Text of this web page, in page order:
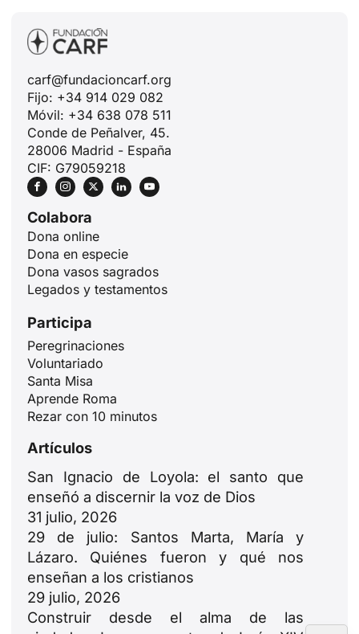
carf@fundacioncarf.org
Fijo: +34 914 029 082
Móvil: +34 638 078 511
Conde de Peñalver, 45.
28006 Madrid - España
CIF: G79059218
Colabora
Dona online
Dona en especie
Dona vasos sagrados
Legados y testamentos
Participa
Peregrinaciones
Voluntariado
Santa Misa
Aprende Roma
Rezar con 10 minutos
Artículos
San Ignacio de Loyola: el santo que
enseñó a discernir la voz de Dios
31 julio, 2026
29 de julio: Santos Marta, María y
Lázaro. Quiénes fueron y qué nos
enseñan a los cristianos
29 julio, 2026
Construir desde el alma de las